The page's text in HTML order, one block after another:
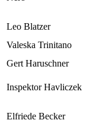
Leo Blatzer
Valeska Trinitano
Gert Haruschner
Inspektor Havliczek
Elfriede Becker